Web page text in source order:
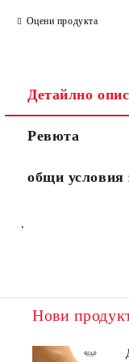
Оцени продукта
Детайлно
Ревюта
общи условия
.
Нови